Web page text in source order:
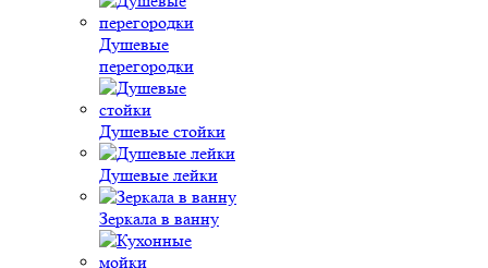
Душевые
перегородки
Душевые стойки
Душевые лейки
Зеркала в ванну